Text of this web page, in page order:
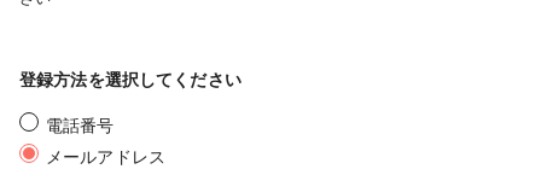
登録方法を選択してください
電話番号
メールアドレス